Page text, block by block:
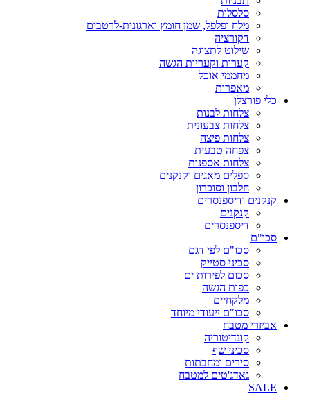
סלסלות
מלח ופלפל, שמן חומץ וארגונית-לרטבים
דקורציה
שילוט לתצוגה
קערות וקעריות הגשה
מחממי אוכל
מאפרות
כלי פורצלן
צלחות לבנות
צלחות צבעונית
צלחות פיצה
צפחה טבעית
צלחות אספנות
ספלים מאגים וקנקנים
חלבון וסוכרון
קנקנים ודיספנסרים
קנקנים
דיספנסרים
סכו"ם
סכו"ם לפי דגם
סכיני סטייק
סכום לפירות ים
כפות הגשה
מלקחיים
סכו"ם ייעודי מיוחד
אביזרי מטבח
קונדיטוריה
סכיני שף
סירים ומחבתות
גאדג'טים למטבח
SALE